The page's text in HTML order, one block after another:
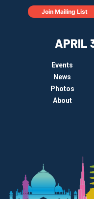
APRIL
Events
News
Photos
About
Join Mailing List